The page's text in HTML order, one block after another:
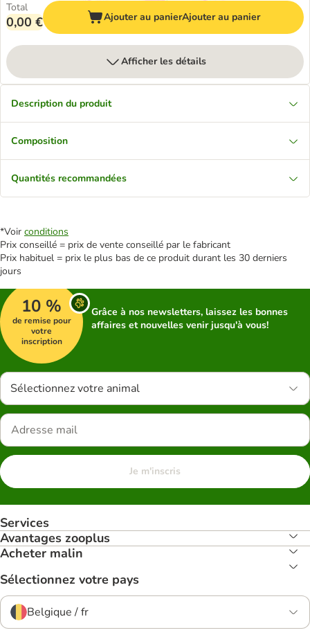
Total
0,00 € Ajouter au panierAjouter au panier
Afficher les détails
Description du produit
Composition
Quantités recommandées
*Voir conditions
Prix conseillé = prix de vente conseillé par le fabricant
Prix habituel = prix le plus bas de ce produit durant les 30 derniers
jours
10 %
de remise pour
votre
inscription
Grâce à nos newsletters, laissez les bonnes
affaires et nouvelles venir jusqu'à vous!
Sélectionnez votre animal
Je m'inscris
Services
Avantages zooplus
Acheter malin
Sélectionnez votre pays
Belgique / fr